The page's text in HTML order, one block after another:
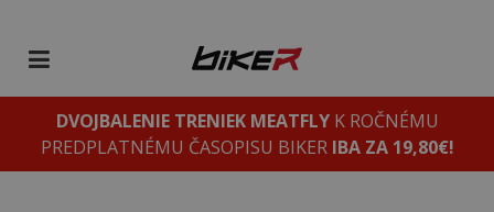
DVOJBALENIE TRENIEK MEATFLYK ROČNÉMU
PREDPLATNÉMU ČASOPISU BIKER IBA ZA 19,80€!